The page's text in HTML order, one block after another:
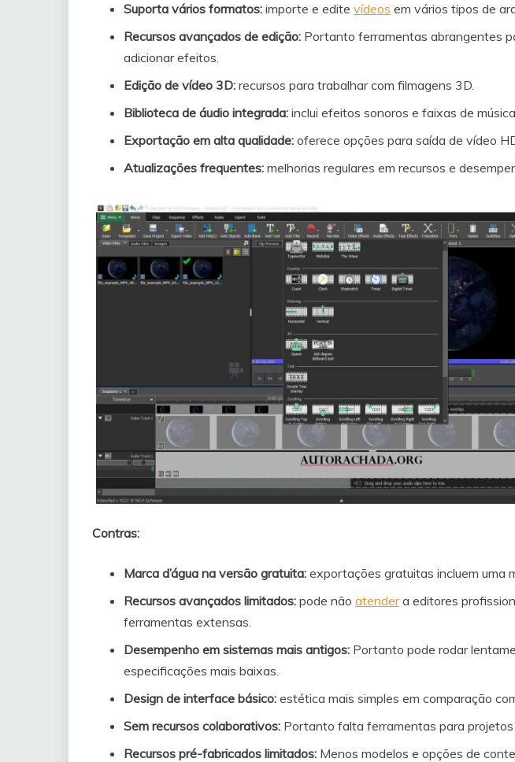
Suporta vários formatos: importe e edite vídeos em vários tipos de
Recursos avançados de edição: Portanto ferramentas abrangentes
adicionar efeitos.
Edição de vídeo 3D: recursos para trabalhar com filmagens 3D.
Biblioteca de áudio integrada: inclui efeitos sonoros e faixas de
Exportação em alta qualidade: oferece opções para saída de vídeo
Atualizações frequentes: melhorias regulares em recursos e
Contras:
Marca d’água na versão gratuita: exportações gratuitas incluem uma
Recursos avançados limitados: pode não atendera editores
ferramentas extensas.
Desempenho em sistemas mais antigos: Portanto pode rodar
especificações mais baixas.
Design de interface básico: estética mais simples em comparação
Sem recursos colaborativos: Portanto falta ferramentas para projetos
Recursos pré-fabricados limitados: Menos modelos e opções de